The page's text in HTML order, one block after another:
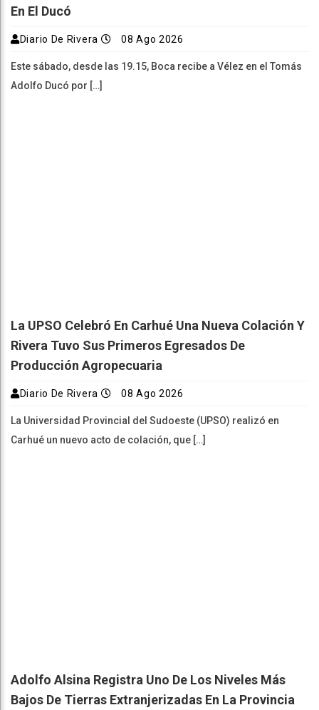
En El Ducó
Diario De Rivera 08 Ago 2026
Este sábado, desde las 19.15, Boca recibe a Vélez en el Tomás
Adolfo Ducó por […]
La UPSO Celebró En Carhué Una Nueva Colación Y
Rivera Tuvo Sus Primeros Egresados De
Producción Agropecuaria
Diario De Rivera 08 Ago 2026
La Universidad Provincial del Sudoeste (UPSO) realizó en
Carhué un nuevo acto de colación, que […]
Adolfo Alsina Registra Uno De Los Niveles Más
Bajos De Tierras Extranjerizadas En La Provincia